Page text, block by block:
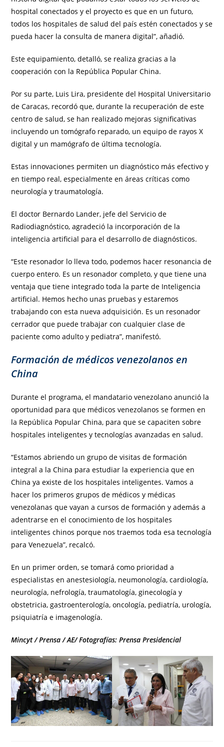
hospital conectados y el proyecto es que en un futuro,
todos los hospitales de salud del país estén conectados y se
pueda hacer la consulta de manera digital”, añadió.
Este equipamiento, detalló, se realiza gracias a la
cooperación con la República Popular China.
Por su parte, Luis Lira, presidente del Hospital Universitario
de Caracas, recordó que, durante la recuperación de este
centro de salud, se han realizado mejoras significativas
incluyendo un tomógrafo reparado, un equipo de rayos X
digital y un mamógrafo de última tecnología.
Estas innovaciones permiten un diagnóstico más efectivo y
en tiempo real, especialmente en áreas críticas como
neurología y traumatología.
El doctor Bernardo Lander, jefe del Servicio de
Radiodiagnóstico, agradeció la incorporación de la
inteligencia artificial para el desarrollo de diagnósticos.
“Este resonador lo lleva todo, podemos hacer resonancia de
cuerpo entero. Es un resonador completo, y que tiene una
ventaja que tiene integrado toda la parte de Inteligencia
artificial. Hemos hecho unas pruebas y estaremos
trabajando con esta nueva adquisición. Es un resonador
cerrador que puede trabajar con cualquier clase de
paciente como adulto y pediatra”, manifestó.
Formación de médicos venezolanos en
China
Durante el programa, el mandatario venezolano anunció la
oportunidad para que médicos venezolanos se formen en
la República Popular China, para que se capaciten sobre
hospitales inteligentes y tecnologías avanzadas en salud.
“Estamos abriendo un grupo de visitas de formación
integral a la China para estudiar la experiencia que en
China ya existe de los hospitales inteligentes. Vamos a
hacer los primeros grupos de médicos y médicas
venezolanas que vayan a cursos de formación y además a
adentrarse en el conocimiento de los hospitales
inteligentes chinos porque nos traemos toda esa tecnología
para Venezuela”, recalcó.
En un primer orden, se tomará como prioridad a
especialistas en anestesiología, neumonología, cardiología,
neurología, nefrología, traumatología, ginecología y
obstetricia, gastroenterología, oncología, pediatría, urología,
psiquiatría e imagenología.
Mincyt / Prensa / AE/ Fotografías: Prensa Presidencial